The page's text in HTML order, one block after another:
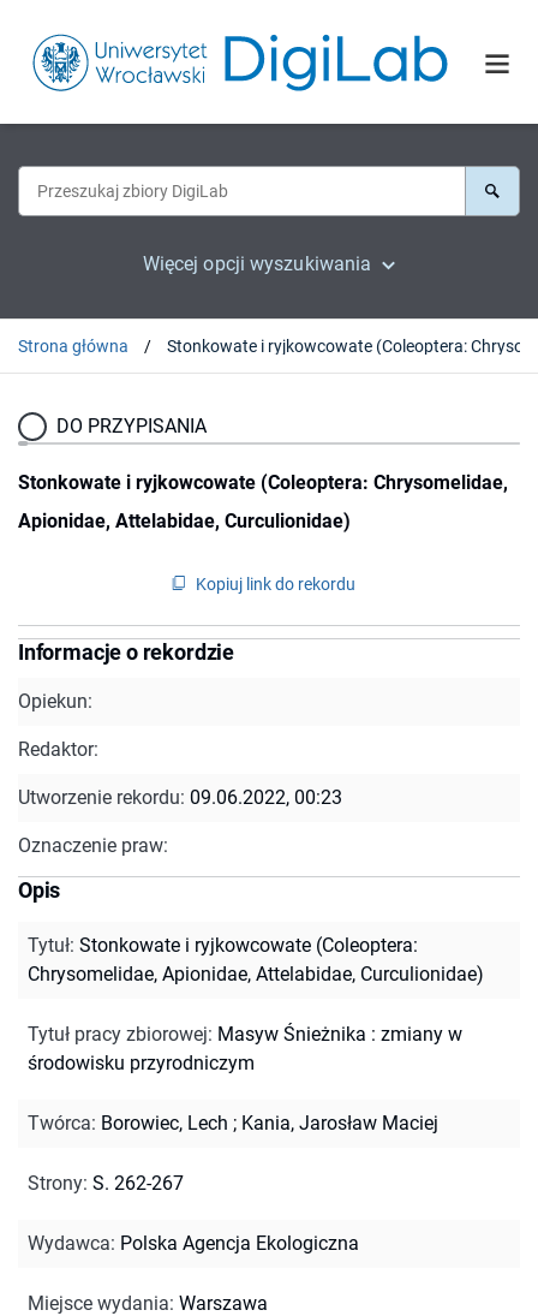
Więcej opcji wyszukiwania
Strona główna
DO PRZYPISANIA
Stonkowate i ryjkowcowate (Coleoptera: Chrysomelidae,
Apionidae, Attelabidae, Curculionidae)
Kopiuj link do rekordu
Informacje o rekordzie
Opiekun:
Redaktor:
Utworzenie rekordu: 09.06.2022, 00:23
Oznaczenie praw:
Opis
Tytuł: Stonkowate i ryjkowcowate (Coleoptera:
Chrysomelidae, Apionidae, Attelabidae, Curculionidae)
Tytuł pracy zbiorowej: Masyw Śnieżnika : zmiany w
środowisku przyrodniczym
Twórca: Borowiec, Lech ; Kania, Jarosław Maciej
Strony: S. 262-267
Wydawca: Polska Agencja Ekologiczna
Miejsce wydania: Warszawa